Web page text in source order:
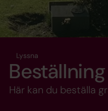
Lyssna
Här kan du beställa